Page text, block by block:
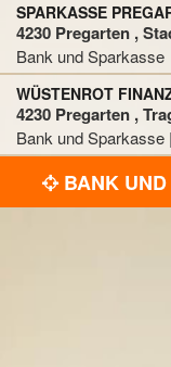
SPARKASSE
4230 Pregarten ,
Bank und Sparkasse
WÜSTENROT
4230 Pregarten ,
BANK